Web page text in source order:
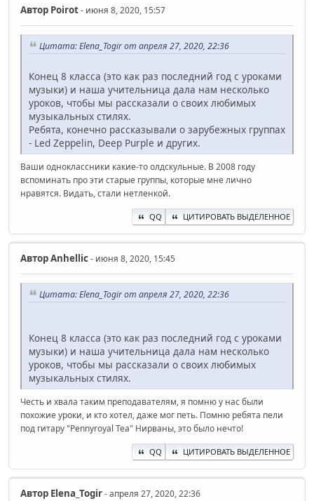
Автор Poirot- июня 8, 2020, 15:57
Цитата: Elena_Togir от апреля 27, 2020, 22:36
Конец 8 класса (это как раз последний год с уроками
музыки) и наша учительница дала нам несколько
уроков, чтобы мы рассказали о своих любимых
музыкальных стилях.
Ребята, конечно рассказывали о зарубежных группах
- Led Zeppelin, Deep Purple и других.
Ваши одноклассники какие-то олдскульные. В 2008 году
вспоминать про эти старые группы, которые мне лично
нравятся. Видать, стали нетленкой.
QQ ЦИТИРОВАТЬ ВЫДЕЛЕННОЕ
АвторAnhellic- июня 8, 2020, 15:45
Цитата: Elena_Togir от апреля 27, 2020, 22:36
Конец 8 класса (это как раз последний год с уроками
музыки) и наша учительница дала нам несколько
уроков, чтобы мы рассказали о своих любимых
музыкальных стилях.
Честь и хвала таким преподавателям, я помню у нас были
похожие уроки, и кто хотел, даже мог петь. Помню ребята пели
под гитару "Pennyroyal Tea" Нирваны, это было нечто!
QQ ЦИТИРОВАТЬ ВЫДЕЛЕННОЕ
Автор Elena_Togir- апреля 27, 2020, 22:36